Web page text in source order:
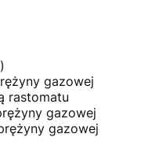
gazowej
rastomatu
gazowej
gazowej